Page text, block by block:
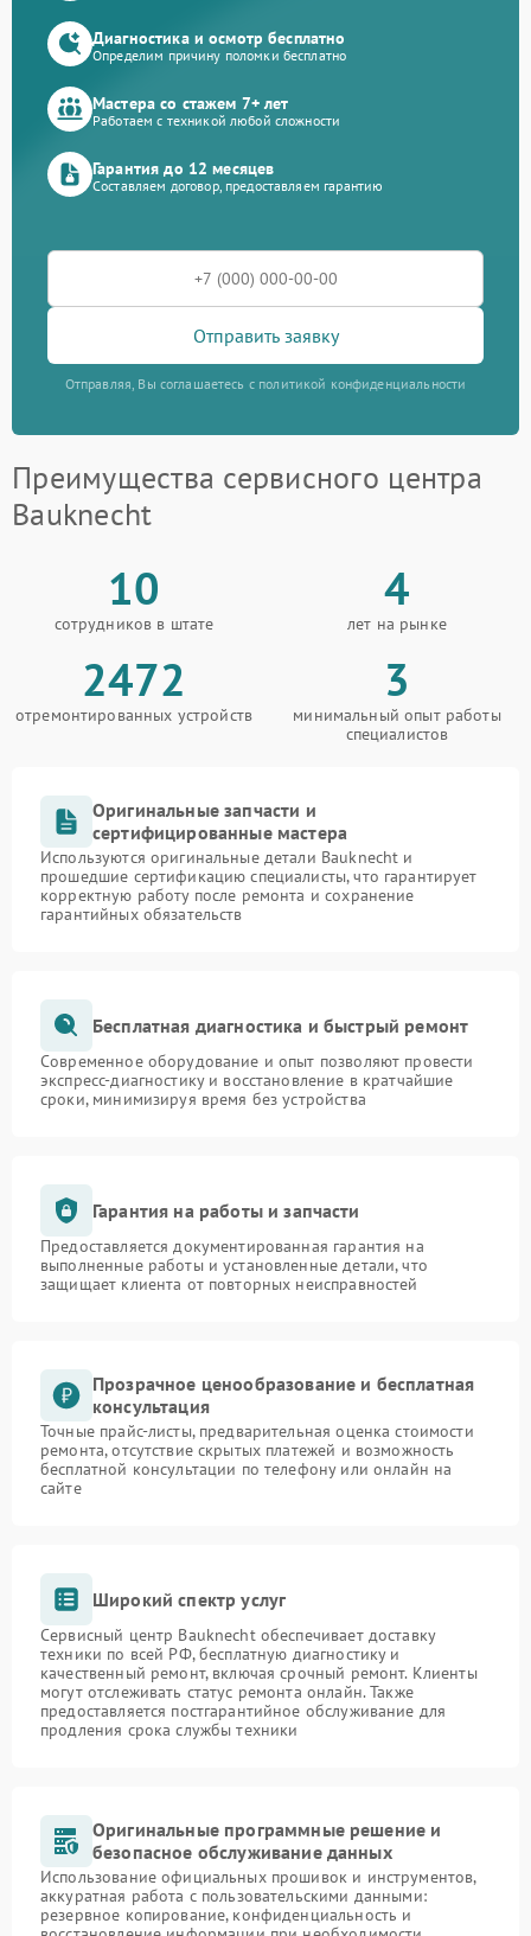
Диагностика и осмотр бесплатно
Определим причину поломки бесплатно
Мастера со стажем 7+ лет
Работаем с техникой любой сложности
Гарантия до 12 месяцев
Составляем договор, предоставляем гарантию
Отправить заявку
Отправляя, Вы соглашаетесь с политикой конфиденциальности
Преимущества сервисного центра
Bauknecht
10
сотрудников в штате
4
лет на рынке
2472
отремонтированных устройств
3
минимальный опыт работы
специалистов
Оригинальные запчасти и
сертифицированные мастера
Используются оригинальные детали Bauknecht и
прошедшие сертификацию специалисты, что гарантирует
корректную работу после ремонта и сохранение
гарантийных обязательств
Бесплатная диагностика и быстрый ремонт
Современное оборудование и опыт позволяют провести
экспресс-диагностику и восстановление в кратчайшие
сроки, минимизируя время без устройства
Гарантия на работы и запчасти
Предоставляется документированная гарантия на
выполненные работы и установленные детали, что
защищает клиента от повторных неисправностей
Прозрачное ценообразование и бесплатная
консультация
Точные прайс-листы, предварительная оценка стоимости
ремонта, отсутствие скрытых платежей и возможность
бесплатной консультации по телефону или онлайн на
сайте
Широкий спектр услуг
Сервисный центр Bauknecht обеспечивает доставку
техники по всей РФ, бесплатную диагностику и
качественный ремонт, включая срочный ремонт. Клиенты
могут отслеживать статус ремонта онлайн. Также
предоставляется постгарантийное обслуживание для
продления срока службы техники
Оригинальные программные решение и
безопасное обслуживание данных
Использование официальных прошивок и инструментов,
аккуратная работа с пользовательскими данными:
резервное копирование, конфиденциальность и